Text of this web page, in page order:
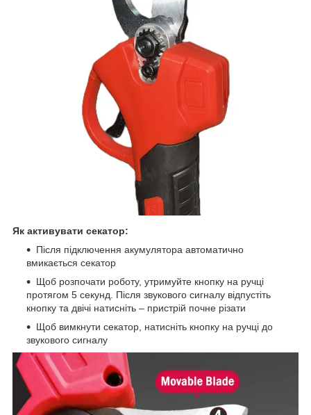
Як активувати секатор:
Після підключення акумулятора автоматично
вмикається секатор
Щоб розпочати роботу, утримуйте кнопку на ручці
протягом 5 секунд. Після звукового сигналу відпустіть
кнопку та двічі натисніть – пристрій почне різати
Щоб вимкнути секатор, натисніть кнопку на ручці до
звукового сигналу